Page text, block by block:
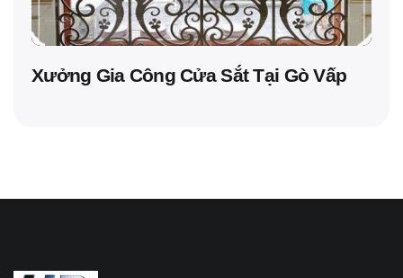
Xưởng Gia Công Cửa Sắt Tại Gò Vấp